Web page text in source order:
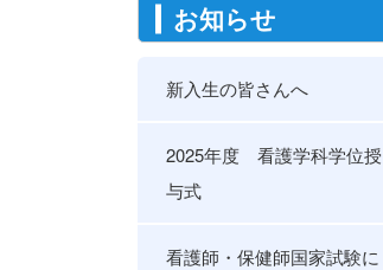
お知らせ
新入生の皆さんへ
2025年度 看護学科学位授
与式
看護師・保健師国家試験に